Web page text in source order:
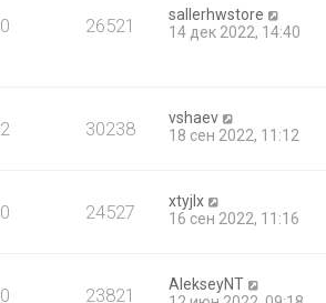
0 26521
sallerhwstore
14 дек 2022, 14:40
2 30238
vshaev
18 сен 2022, 11:12
0 24527
xtyjlx
16 сен 2022, 11:16
0 23821
AlekseyNT